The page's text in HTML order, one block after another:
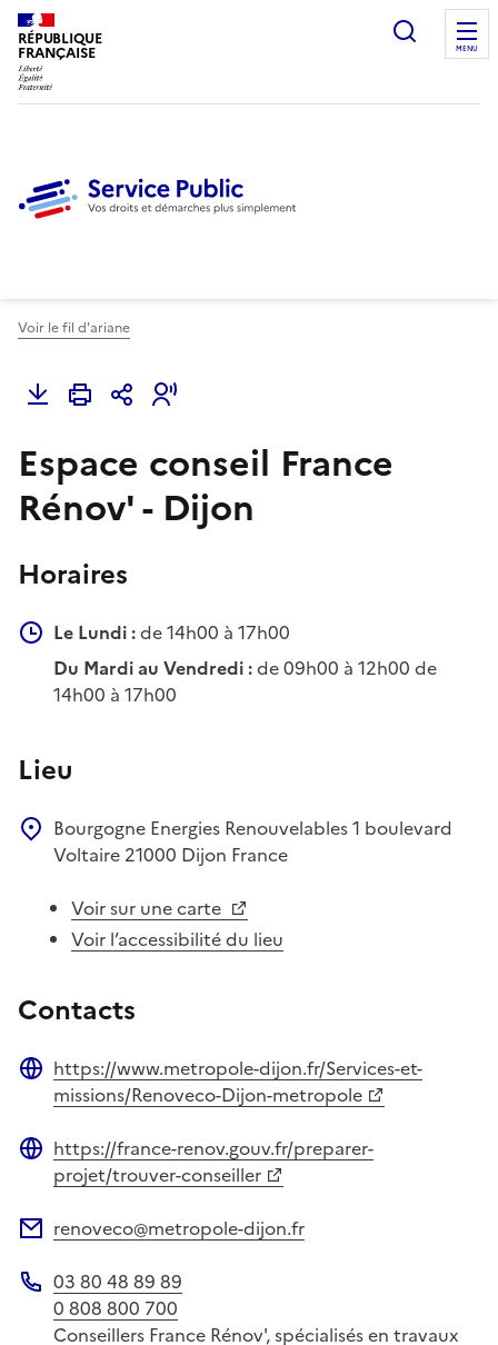
RÉPUBLIQUE
FRANÇAISE
Ouvrir
MENU
Voir le fil d'ariane
Espace conseil France
Rénov' - Dijon
Horaires
Le Lundi :de 14h00 à 17h00
Du Mardi au Vendredi :de 09h00 à 12h00 de
14h00 à 17h00
Lieu
Bourgogne Energies Renouvelables1 boulevard
Voltaire 21000 Dijon France
Voir sur une carte
Voir l’accessibilité du lieu
Contacts
Site web
https://www.metropole-dijon.fr/Services-et-
missions/Renoveco-Dijon-metropole
Site web
https://france-renov.gouv.fr/preparer-
projet/trouver-conseiller
renoveco@metropole-dijon.fr
Téléphone
03 80 48 89 89
0 808 800 700
Conseillers France Rénov', spécialisés en travaux